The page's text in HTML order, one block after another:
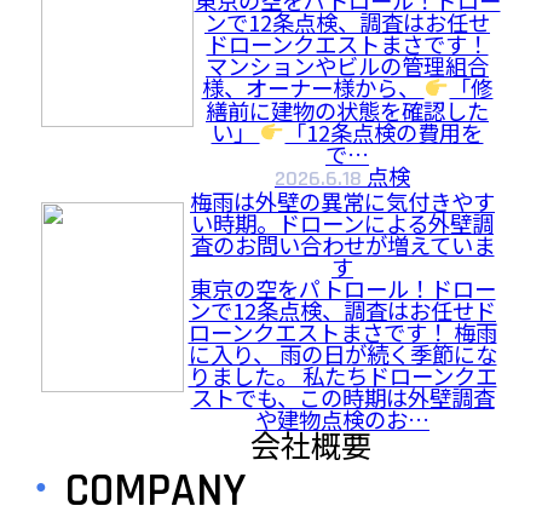
ンで12条点検、調査はお任せ
ドローンクエストまさです！
マンションやビルの管理組合
様、オーナー様から、 「修
繕前に建物の状態を確認した
い」 「12条点検の費用を
で…
2026.6.18 点検
梅雨は外壁の異常に気付きやす
い時期。ドローンによる外壁調
査のお問い合わせが増えていま
す
東京の空をパトロール！ドロー
ンで12条点検、調査はお任せド
ローンクエストまさです！ 梅雨
に入り、 雨の日が続く季節にな
りました。 私たちドローンクエ
ストでも、この時期は外壁調査
や建物点検のお…
COMPANY
会社概要